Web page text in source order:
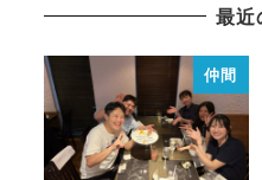
最近
仲間